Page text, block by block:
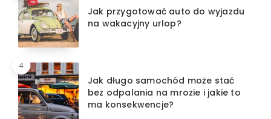
Jak przygotować auto do wyjazdu
na wakacyjny urlop?
4
Jak długo samochód może stać
bez odpalania na mrozie i jakie to
ma konsekwencje?